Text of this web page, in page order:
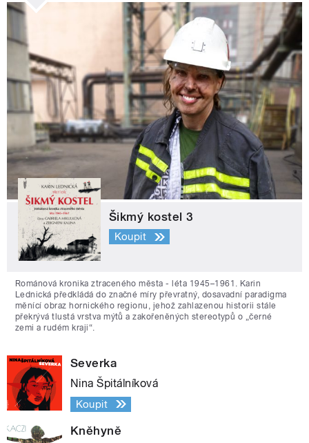
Šikmý kostel 3
Koupit
Románová kronika ztraceného města - léta 1945–1961. Karin
Lednická předkládá do značné míry převratný, dosavadní paradigma
měnící obraz hornického regionu, jehož zahlazenou historii stále
překrývá tlustá vrstva mýtů a zakořeněných stereotypů o „černé
zemi a rudém kraji“.
Severka
Nina Špitálníková
Koupit
Kněhyně